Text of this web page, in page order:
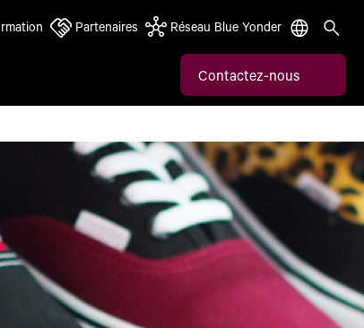
Partenaires Réseau Blue Yonder
Contactez-nous